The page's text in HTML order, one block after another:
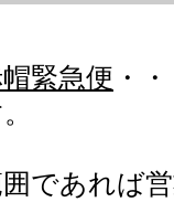
緊急便 ・
であれば